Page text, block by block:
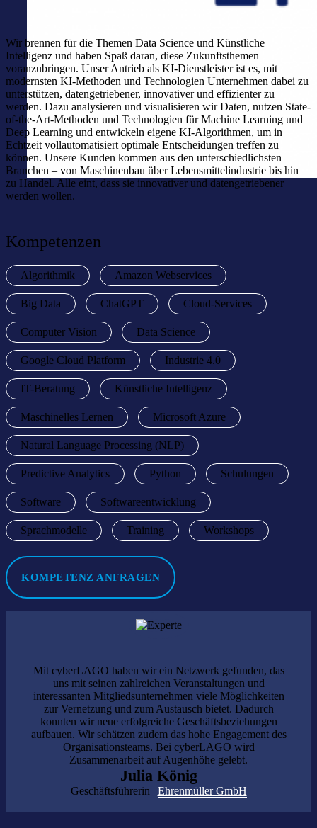
Wir brennen für die Themen Data Science und Künstliche
Intelligenz und haben Spaß daran, diese Zukunftsthemen
voranzubringen. Unser Antrieb als KI-Dienstleister ist es, mit
modernsten KI-Methoden und Technologien Unternehmen dabei zu
unterstützen, datengetriebener, innovativer und effizienter zu
werden. Dazu analysieren und visualisieren wir Daten, nutzen State-
of-the-Art-Methoden und Technologien für Machine Learning und
Deep Learning und entwickeln eigene KI-Algorithmen, um in
Echtzeit vollautomatisiert optimale Entscheidungen treffen zu
können. Unsere Kunden kommen aus den unterschiedlichsten
Branchen – von Maschinenbau über Lebensmittelindustrie bis hin
zu Handel. Alle eint, dass sie innovativer und datengetriebener
werden wollen.
Kompetenzen
Algorithmik Amazon Webservices
Big Data ChatGPT Cloud-Services
Computer Vision Data Science
Google Cloud Platform Industrie 4.0
IT-Beratung Künstliche Intelligenz
Maschinelles Lernen Microsoft Azure
Natural Language Processing (NLP)
Predictive Analytics Python Schulungen
Software Softwareentwicklung
Sprachmodelle Training Workshops
KOMPETENZ ANFRAGEN
Mit cyberLAGO haben wir ein Netzwerk gefunden, das
uns mit seinen zahlreichen Veranstaltungen und
interessanten Mitgliedsunternehmen viele Möglichkeiten
zur Vernetzung und zum Austausch bietet. Dadurch
konnten wir neue erfolgreiche Geschäftsbeziehungen
aufbauen. Wir schätzen zudem das hohe Engagement des
Organisationsteams. Bei cyberLAGO wird
Zusammenarbeit auf Augenhöhe gelebt.
Julia König
Geschäftsführerin | Ehrenmüller GmbH